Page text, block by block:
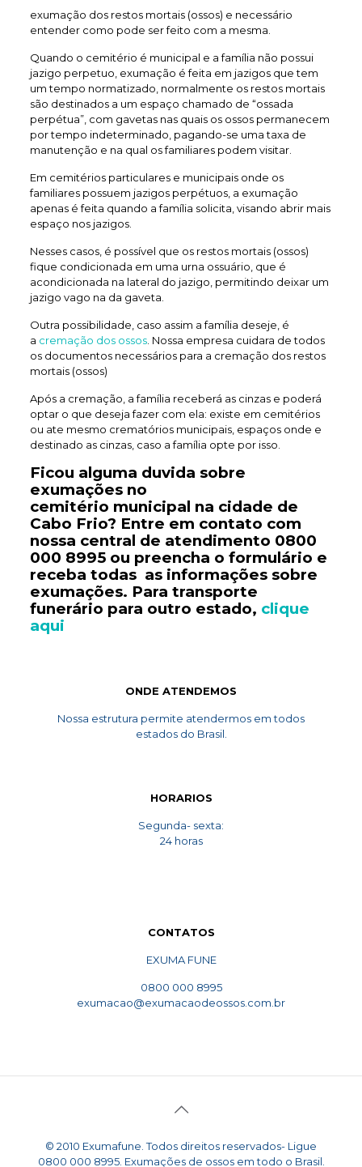
exumação dos restos mortais (ossos) e necessário
entender como pode ser feito com a mesma.
Quando o cemitério é municipal e a família não possui
jazigo perpetuo, exumação é feita em jazigos que tem
um tempo normatizado, normalmente os restos mortais
são destinados a um espaço chamado de “ossada
perpétua”, com gavetas nas quais os ossos permanecem
por tempo indeterminado, pagando-se uma taxa de
manutenção e na qual os familiares podem visitar.
Em cemitérios particulares e municipais onde os
familiares possuem jazigos perpétuos, a exumação
apenas é feita quando a família solicita, visando abrir mais
espaço nos jazigos.
Nesses casos, é possível que os restos mortais (ossos)
fique condicionada em uma urna ossuário, que é
acondicionada na lateral do jazigo, permitindo deixar um
jazigo vago na da gaveta.
Outra possibilidade, caso assim a família deseje, é
a cremação dos ossos. Nossa empresa cuidara de todos
os documentos necessários para a cremação dos restos
mortais (ossos)
Após a cremação, a família receberá as cinzas e poderá
optar o que deseja fazer com ela: existe em cemitérios
ou ate mesmo crematórios municipais, espaços onde e
destinado as cinzas, caso a família opte por isso.
Ficou alguma duvida sobre
exumações no
cemitério municipal na cidade de
Cabo Frio? Entre em contato com
nossa central de atendimento 0800
000 8995ou preencha o formulário e
receba todas as informações sobre
exumações. Para transporte
funerário para outro estado, clique
aqui
ONDE ATENDEMOS
Nossa estrutura permite atendermos em todos
estados do Brasil.
HORARIOS
Segunda- sexta:
24 horas
CONTATOS
EXUMA FUNE
0800 000 8995
exumacao@exumacaodeossos.com.br
© 2010 Exumafune. Todos direitos reservados- Ligue
0800 000 8995. Exumações de ossos em todo o Brasil.